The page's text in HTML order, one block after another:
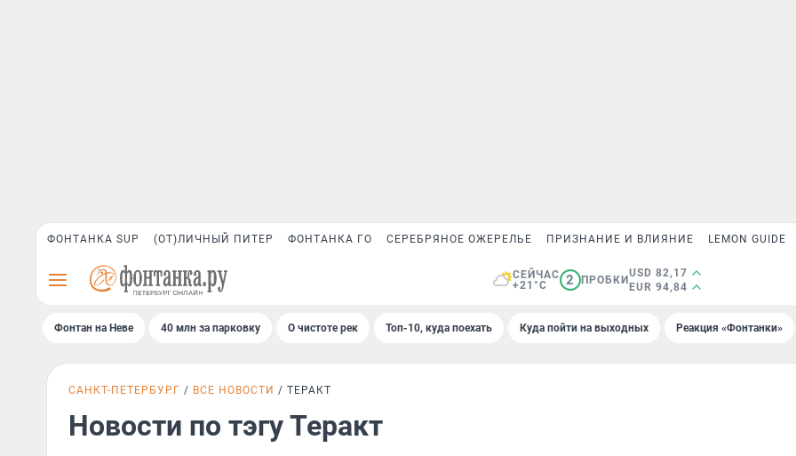
ФОНТАНКА SUP (ОТ)ЛИЧНЫЙ ПИТЕР ФОНТАНКА ГО СЕРЕБРЯНОЕ ОЖЕРЕЛЬЕ ПРИЗНАНИЕ И ВЛИЯНИЕ LEMON GUIDE
СЕЙЧАС
+21°C
2 ПРОБКИ
USD 82,17
EUR 94,84
Фонтан на Неве 40 млн за парковку О чистоте рек Топ-10, куда поехать Куда пойти на выходных Реакция «Фонтанки»
САНКТ-ПЕТЕРБУРГ ВСЕ НОВОСТИ ТЕРАКТ
Новости по тэгу Теракт